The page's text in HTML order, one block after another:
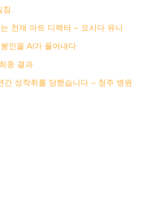
침
천재 아트 디렉터 – 요시다 유니
인을 AI가 풀어내다
종 결과
성착취를 당했습니다 – 청주 병원